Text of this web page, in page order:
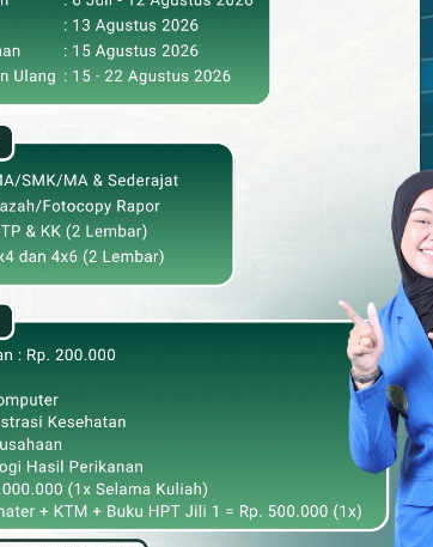
Klik Banner UNISMUH